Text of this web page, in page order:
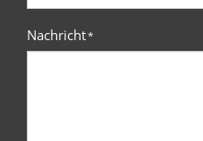
Nachricht*